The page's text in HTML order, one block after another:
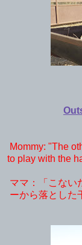
Mommy: "The
to play with the
ママ：「こない
ーから落とした